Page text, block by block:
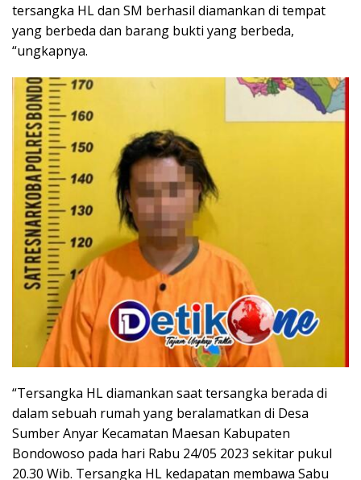
tersangka HL dan SM berhasil diamankan di tempat
yang berbeda dan barang bukti yang berbeda,
“ungkapnya.
“Tersangka HL diamankan saat tersangka berada di
dalam sebuah rumah yang beralamatkan di Desa
Sumber Anyar Kecamatan Maesan Kabupaten
Bondowoso pada hari Rabu 24/05 2023 sekitar pukul
20.30 Wib. Tersangka HL kedapatan membawa Sabu